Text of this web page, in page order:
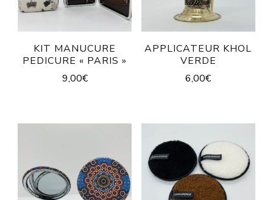
KIT MANUCURE
PEDICURE « PARIS »
9,00€
APPLICATEUR KHOL
VERDE
6,00€